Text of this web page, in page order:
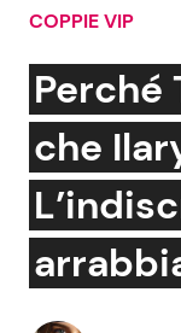
Cerca:
News e
Attualità
Dal Mondo
Economia
COPPIE VIP
Perché
che